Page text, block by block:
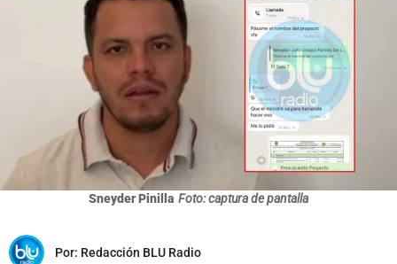
Sneyder Pinilla Foto: captura de pantalla
Por: Redacción BLU Radio